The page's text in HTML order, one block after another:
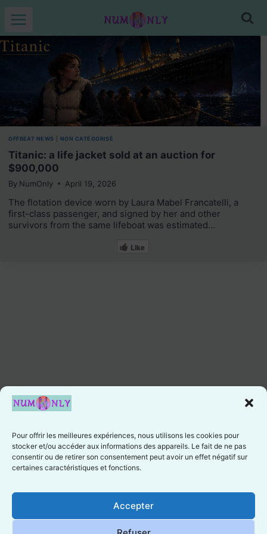
Pour offrir les meilleures expériences, nous utilisons les cookies pour
stocker et/ou accéder aux informations des appareils. Le fait de ne pas
consentir ou de retirer son consentement peut avoir un effet négatif sur
certaines caractéristiques et fonctions.
Accepter
content
OFFBEAT NEWS NON CATÉGORISÉ
Titanic: a life jacket sold at an auction for
$900,000
By NumOnly April 19, 2026
The flotation device worn by Laura Mabel Francatelli, a
first-class passenger, and signed by her and other
survivors from the same lifeboat was estimated…
Like
Cookie preferences